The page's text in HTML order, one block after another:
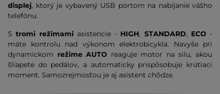
displej, ktorý je vybavený USB portom na nabíjanie vášho
telefónu.
S tromi režimamiasistencie - HIGH, STANDARD, ECO-
máte kontrolu nad výkonom elektrobicykla. Navyše pri
dynamickom režime AUTO reaguje motor na silu, akou
šliapete do pedálov, a automaticky prispôsobuje krútiaci
moment. Samozrejmosťou je aj asistent chôdze.